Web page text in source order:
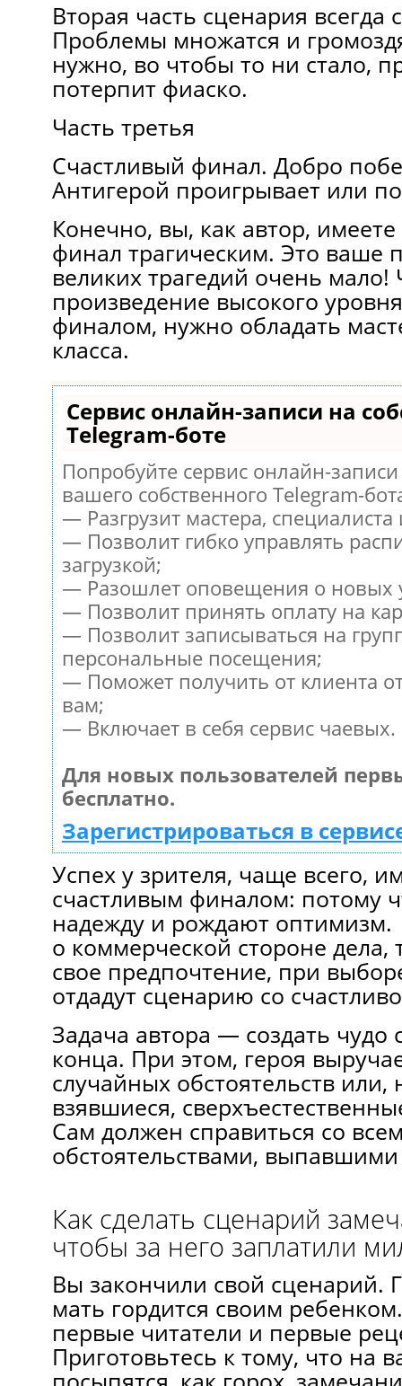
Вторая часть сценария всегда
Проблемы множатся и
нужно, во чтобы то ни стало,
потерпит фиаско.
Часть третья
Счастливый финал. Добро
Антигерой проигрывает или
Конечно, вы, как автор,
финал трагическим. Это ваше
великих трагедий очень мало!
произведение высокого
финалом, нужно обладать
класса.
Сервис онлайн-записи на
Telegram-боте
Попробуйте сервис онлайн-
вашего собственного Telegram-
— Разгрузит мастера,
— Позволит гибко управлять
загрузкой;
— Разошлет оповещения о новых
— Позволит принять оплату на
— Позволит записываться на
персональные посещения;
— Поможет получить от клиента
вам;
— Включает в себя сервис чаевых.
Для новых пользователей
бесплатно.
Зарегистрироваться в
Успех у зрителя, чаще всего,
счастливым финалом: потому
надежду и рождают оптимизм.
о коммерческой стороне дела,
свое предпочтение, при
отдадут сценарию со
Задача автора — создать чудо
конца. При этом, героя
случайных обстоятельств или,
взявшиеся,
Сам должен справиться со
обстоятельствами,
Как сделать сценарий
чтобы за него заплатили
Вы закончили свой сценарий.
мать гордится своим
первые читатели и первые
Приготовьтесь к тому, что на